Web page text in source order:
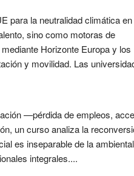
para la neutralidad climática
sino como motoras de
Horizonte Europa y los
y movilidad. Las
—pérdida de empleos,
un curso analiza la
es inseparable de la
integrales....